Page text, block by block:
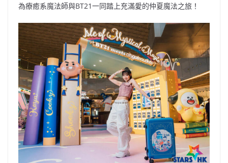
為療癒系魔法師與BT21一同踏上充滿愛的仲夏魔法之旅！